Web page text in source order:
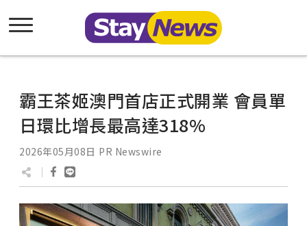
霸王茶姬澳門首店正式開業 會員單
日環比增長最高達318%
2026年05月08日 PR Newswire